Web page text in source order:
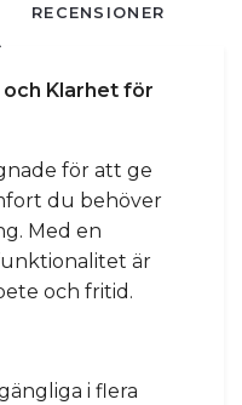
RECENSIONER
Klarhet för
för att ge
du behöver
Med en
är
och fritid.
i flera